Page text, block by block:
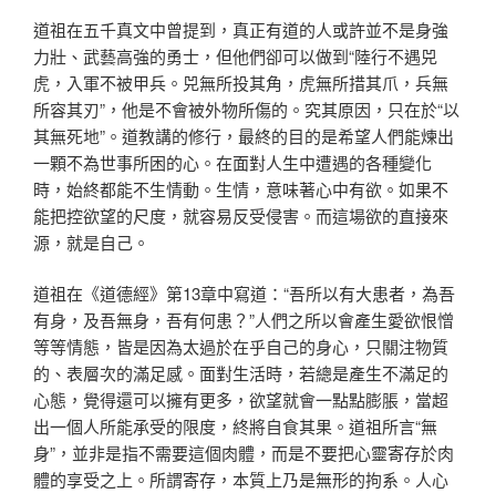
道祖在五千真文中曾提到，真正有道的人或許並不是身強
力壯、武藝高強的勇士，但他們卻可以做到“陸行不遇兕
虎，入軍不被甲兵。兕無所投其角，虎無所措其爪，兵無
所容其刃”，他是不會被外物所傷的。究其原因，只在於“以
其無死地”。道教講的修行，最終的目的是希望人們能煉出
一顆不為世事所困的心。在面對人生中遭遇的各種變化
時，始終都能不生情動。生情，意味著心中有欲。如果不
能把控欲望的尺度，就容易反受侵害。而這場欲的直接來
源，就是自己。
道祖在《道德經》第13章中寫道：“吾所以有大患者，為吾
有身，及吾無身，吾有何患？”人們之所以會產生愛欲恨憎
等等情態，皆是因為太過於在乎自己的身心，只關注物質
的、表層次的滿足感。面對生活時，若總是產生不滿足的
心態，覺得還可以擁有更多，欲望就會一點點膨脹，當超
出一個人所能承受的限度，終將自食其果。道祖所言“無
身”，並非是指不需要這個肉體，而是不要把心靈寄存於肉
體的享受之上。所謂寄存，本質上乃是無形的拘系。人心